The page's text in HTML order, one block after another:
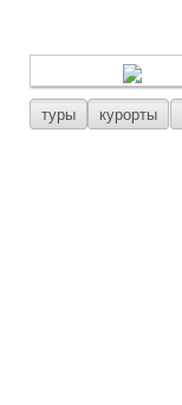
туры курорты